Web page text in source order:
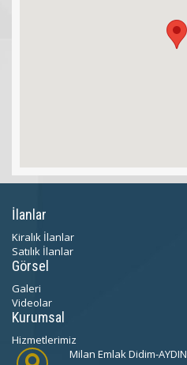
İlanlar
Kiralık İlanlar
Satılık İlanlar
Görsel
Galeri
Videolar
Kurumsal
Hizmetlerimiz
Milan Emlak Didim-AYDIN